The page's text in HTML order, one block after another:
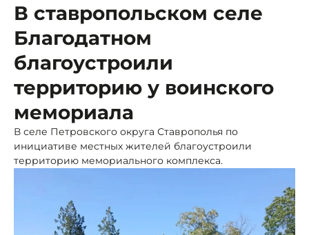
В ставропольском селе
Благодатном
благоустроили
территорию у воинского
мемориала
В селе Петровского округа Ставрополья по
инициативе местных жителей благоустроили
территорию мемориального комплекса.